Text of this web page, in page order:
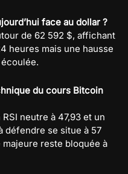
face au dollar ?
de 62 592 $, affichant
heures mais une hausse
du cours Bitcoin
neutre à 47,93 et un
défendre se situe à 57
reste bloquée à